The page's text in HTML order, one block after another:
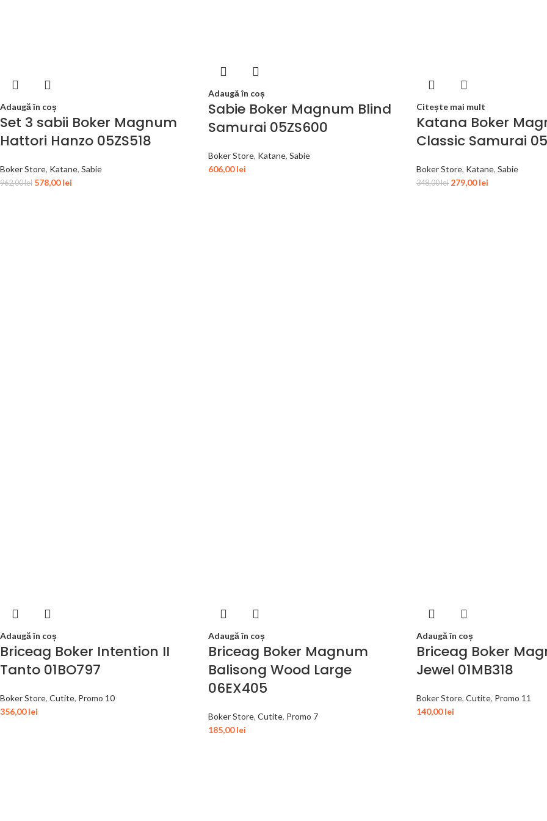
Adaugă în coș
Set 3 sabii Boker Magnum
Hattori Hanzo 05ZS518
Boker Store, Katane, Sabie
962,00lei 578,00lei
Adaugă în coș
Sabie Boker Magnum Blind
Samurai 05ZS600
Boker Store, Katane, Sabie
606,00lei
Citește mai mult
Katana Boker
Classic Samurai
Boker Store, Katane, Sabie
348,00lei 279,00lei
Adaugă în coș
Briceag Boker Intention II
Tanto 01BO797
Boker Store, Cutite, Promo 10
356,00lei
Adaugă în coș
Briceag Boker Magnum
Balisong Wood Large
06EX405
Boker Store, Cutite, Promo 7
185,00lei
Adaugă în coș
Briceag Boker
Jewel 01MB318
Boker Store, Cutite, Promo 11
140,00lei